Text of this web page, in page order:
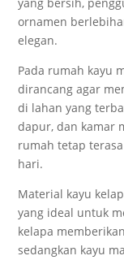
ornamen
elegan.
Pada rumah kayu
dirancang agar
di lahan yang
dapur, dan kamar
rumah tetap
hari.
Material kayu
yang ideal untuk
kelapa
sedangkan kayu